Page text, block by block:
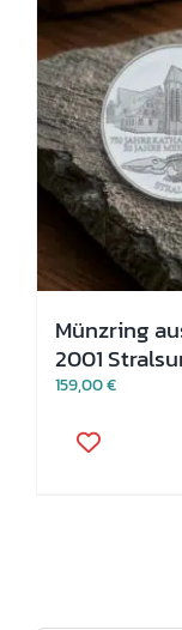
Münzring
2001
159,00€
Produkt